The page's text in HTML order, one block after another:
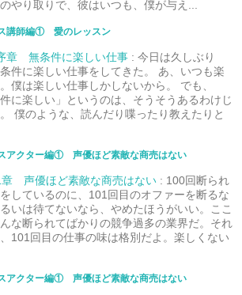
やり取りで、彼はいつも、僕が与え...
講師編① 愛のレッスン
章 無条件に楽しい仕事 : 今日は久しぶり
件に楽しい仕事をしてきた。 あ、いつも楽
僕は楽しい仕事しかしないから。 でも、
件に楽しい」というのは、そうそうあるわけじ
僕のような、読んだり喋ったり教えたりと
アクター編① 声優ほど素敵な商売はない
章 声優ほど素敵な商売はない : 100回断られ
しているのに、101回目のオファーを断るな
いは待てないなら、やめたほうがいい。ここ
な断られてばかりの競争過多の業界だ。それ
101回目の仕事の味は格別だよ。楽しくない
アクター編① 声優ほど素敵な商売はない